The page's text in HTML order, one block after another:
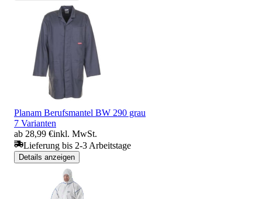
Planam Berufsmantel BW 290 grau
7 Varianten
ab 28,99 €inkl. MwSt.
Lieferung bis 2-3 Arbeitstage
Details anzeigen